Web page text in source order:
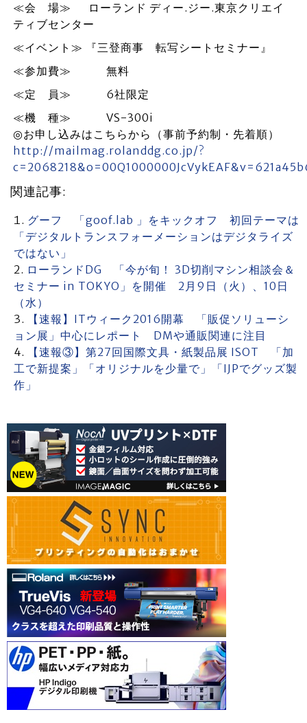
≪会 場≫ ローランド ディー.ジー.東京クリエイ
ティブセンター
≪イベント≫ 『三登商事 転写シートセミナー』
≪参加費≫ 無料
≪定 員≫ 6社限定
≪機 種≫ VS-300i
◎お申し込みはこちらから（事前予約制・先着順）
http://mailmag.rolanddg.co.jp/?
関連記事:
グーフ 「goof.lab 」をキックオフ 初回テーマは
「デジタルトランスフォーメーションはデジタライズ
ではない」
ローランドDG 「今が旬！ 3D切削マシン相談会＆
セミナー in TOKYO」を開催 2月9日（火）、10日
（水）
【速報】ITウィーク2016開幕 「販促ソリューシ
ョン展」中心にレポート DMや通販関連に注目
【速報③】第27回国際文具・紙製品展 ISOT 「加
工で新提案」「オリジナルを少量で」「IJPでグッズ製
作」